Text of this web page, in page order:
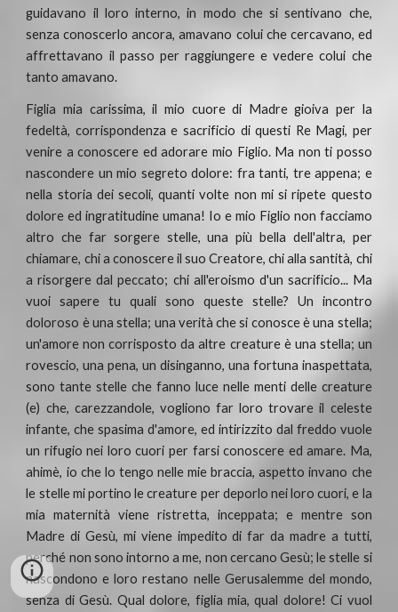
guidavano il loro interno, in modo che si sentivano che,
senza conoscerlo ancora, amavano colui che cercavano, ed
affrettavano il passo per raggiungere e vedere colui che
tanto amavano.
Figlia mia carissima, il mio cuore di Madre gioiva per la
fedeltà, corrispondenza e sacrificio di questi Re Magi, per
venire a conoscere ed adorare mio Figlio. Ma non ti posso
nascondere un mio segreto dolore: fra tanti, tre appena; e
nella storia dei secoli, quanti volte non mi si ripete questo
dolore ed ingratitudine umana! Io e mio Figlio non facciamo
altro che far sorgere stelle, una più bella dell'altra, per
chiamare, chi a conoscere il suo Creatore, chi alla santità, chi
a risorgere dal peccato; chi all'eroismo d'un sacrificio... Ma
vuoi sapere tu quali sono queste stelle? Un incontro
doloroso è una stella; una verità che si conosce è una stella;
un'amore non corrisposto da altre creature è una stella; un
rovescio, una pena, un disinganno, una fortuna inaspettata,
sono tante stelle che fanno luce nelle menti delle creature
(e) che, carezzandole, vogliono far loro trovare il celeste
infante, che spasima d'amore, ed intirizzito dal freddo vuole
un rifugio nei loro cuori per farsi conoscere ed amare. Ma,
ahimè, io che lo tengo nelle mie braccia, aspetto invano che
le stelle mi portino le creature per deporlo nei loro cuori, e la
mia maternità viene ristretta, inceppata; e mentre son
Madre di Gesù, mi viene impedito di far da madre a tutti,
perché non sono intorno a me, non cercano Gesù; le stelle si
nascondono e loro restano nelle Gerusalemme del mondo,
senza di Gesù. Qual dolore, figlia mia, qual dolore! Ci vuol